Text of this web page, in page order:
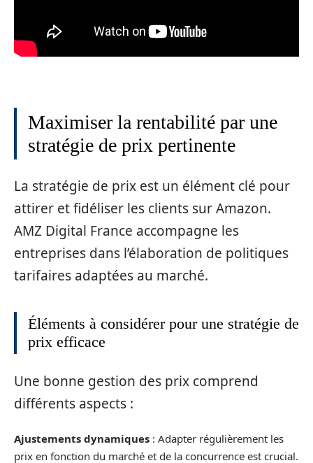
Maximiser la rentabilité par une
stratégie de prix pertinente
La stratégie de prix est un élément clé pour
attirer et fidéliser les clients sur Amazon.
AMZ Digital France accompagne les
entreprises dans l’élaboration de politiques
tarifaires adaptées au marché.
Éléments à considérer pour une stratégie de
prix efficace
Une bonne gestion des prix comprend
différents aspects :
Ajustements dynamiques : Adapter régulièrement les
prix en fonction du marché et de la concurrence est crucial.